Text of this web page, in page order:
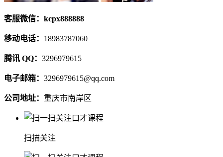
客服微信：kcpx888888
移动电话： 18983787060
腾讯 QQ： 3296979615
电子邮箱： 3296979615@qq.com
公司地址： 重庆市南岸区
扫描关注